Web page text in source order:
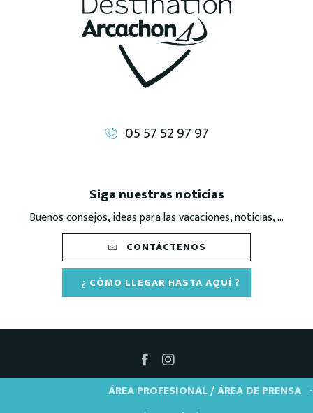
05 57 52 97 97
Siga nuestras noticias
Buenos consejos, ideas para las vacaciones, noticias, ...
CONTÁCTENOS
¿ CÓMO LLEGAR HASTA AQUÍ ?
ÁREA PROFESIONAL / ÁREA DE PRENSA